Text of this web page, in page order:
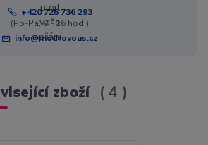
+420 725 736 293
(Po-Pá, 8 - 16 hod.)
info@modrovous.cz
zboží 4